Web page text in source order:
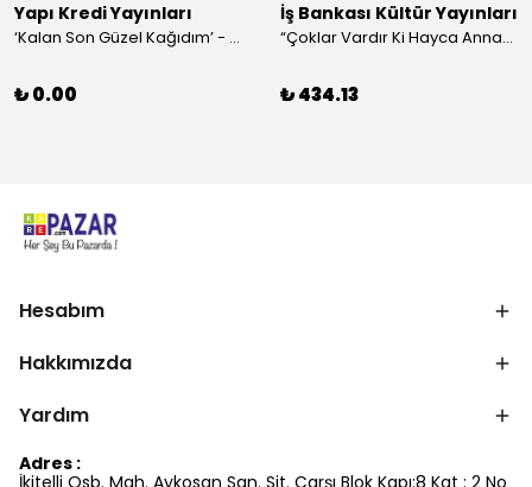
Yapı Kredi Yayınları
‘Kalan Son Güzel Kağıdım’ - Marcel Proust
₺ 0.00
İş Bankası Kültür Yayınları
“Çoklar Vardır Ki Hayca Annamazlar!” - Gazanfer İbar
₺ 434.13
Hesabım
Hakkımızda
Yardım
Adres :
İkitelli Osb. Mah. Aykosan San. Sit. Çarşı Blok Kapı:8 Kat : 2 No